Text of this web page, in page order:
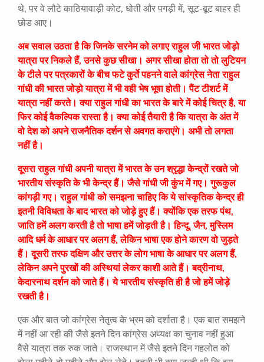
थे, पर वे लौटे काठियावाड़ी कोट, धोती और पगड़ी में, सूट-बूट बाहर ही
छोड आए।
अब सवाल उठता है कि जिनके सरनेम को लगाए राहुल जी भारत जोड़ो
यात्रा पर निकले हैं, उनसे कुछ सीखा। अगर सीखा होता तो तो लुटियन
के टीले पर पत्रकारों के बीच फटे कुर्ते पहनने वाले कांग्रेस नेता राहुल
गांधी की भारत जोड़ो यात्रा में भी वही भेष भूषा होती। पैंट टीशर्ट में
यात्रा नहीं करते। क्या राहुल गांधी का भारत के बारे में कोई चित्र है, या
फिर कोई वैकल्पिक रास्ता है। क्या कोई तैयारी है कि यात्रा के अंत में
वो देश को अपने राजनैतिक दर्शन से अवगत कराएंगे। अभी तो लगता
नहीं है।
दूसरा राहुल गांधी अपनी यात्रा में भारत के उन श्रृद्धा केन्द्रों रखते जो
भारतीय संस्कृति के भी केन्द्र हैं। जैसे गांधी जी कुंभ में गए। गुरूकुल
कांगड़ी गए। राहुल गांधी को समझना चाहिए कि ये सांस्कृतिक केन्द्र ही
इतनी विविधता के बाद भारत को जोड़े हुए हैं। क्योंकि एक तरफ पंथ,
जाति हमें अलग करती है तो भाषा हमें जोड़ती है। हिन्दू, जैन, मुस्लिम
आदि धर्म के आधार पर अलग हैं, लेकिन भाषा एक होने कारण वो जुड़ते
हैं। दूसरी तरफ दक्षिण और उत्तर के लोग भाषा के आधार पर अलग हैं,
लेकिन अपने पुरखों की अस्थियां लेकर काशी आते हैं। बद्रीनाथ,
केदारनाथ दर्शन को जाते हैं। ये भारतीय संस्कृति ही है जो हमें जोड़े
रखती है।
एक और बात जो कांग्रेस नेतृत्व के भ्रम को दर्शाता है। एक बात समझने
में नहीं आ रही की जैसे इतने दिन कांग्रेस अध्यक्ष का चुनाव नहीं हुआ
वैसे यात्रा तक रुक जाते। राजस्थान में जैसे इतने दिन गहलोत को